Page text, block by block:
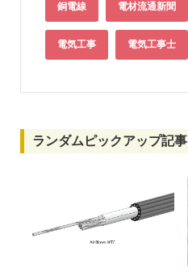
銅電線 電材流通新聞
電気工事 電気工事士
ランダムピックアップ記事